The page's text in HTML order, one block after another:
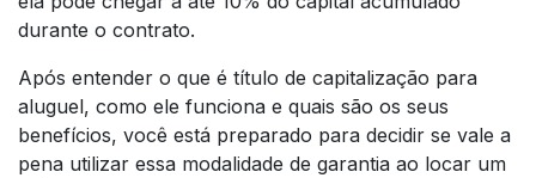
durante o contrato.
Após entender o que é título de capitalização para
aluguel, como ele funciona e quais são os seus
benefícios, você está preparado para decidir se vale a
pena utilizar essa modalidade de garantia ao locar um